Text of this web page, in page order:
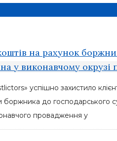
на рахунок
у виконавчому окрузі
успішно захистило
боржника до господарського
провадження у